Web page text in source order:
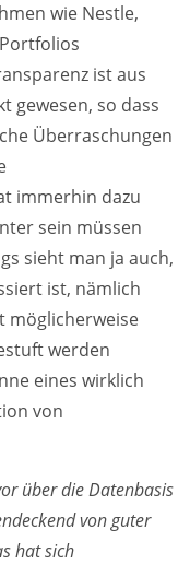
wie Nestle,
ist aus
gewesen, so dass
Überraschungen
immerhin dazu
sein müssen
sieht man ja auch,
ist, nämlich
möglicherweise
werden
eines wirklich
von
über die Datenbasis
von guter
hat sich